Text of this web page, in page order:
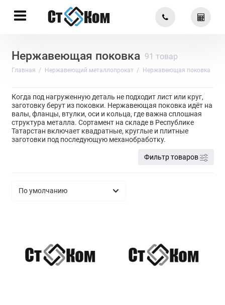
Нержавеющая поковка 91 товар
Главная Нержавеющий металлопрокат Нержавеющая поковка
Когда под нагруженную деталь не подходит лист или круг,
заготовку берут из поковки. Нержавеющая поковка идёт на
валы, фланцы, втулки, оси и кольца, где важна сплошная
структура металла. Сортамент на складе в Республике
Татарстан включает квадратные, круглые и плитные
заготовки под последующую механобработку.
Фильтр товаров